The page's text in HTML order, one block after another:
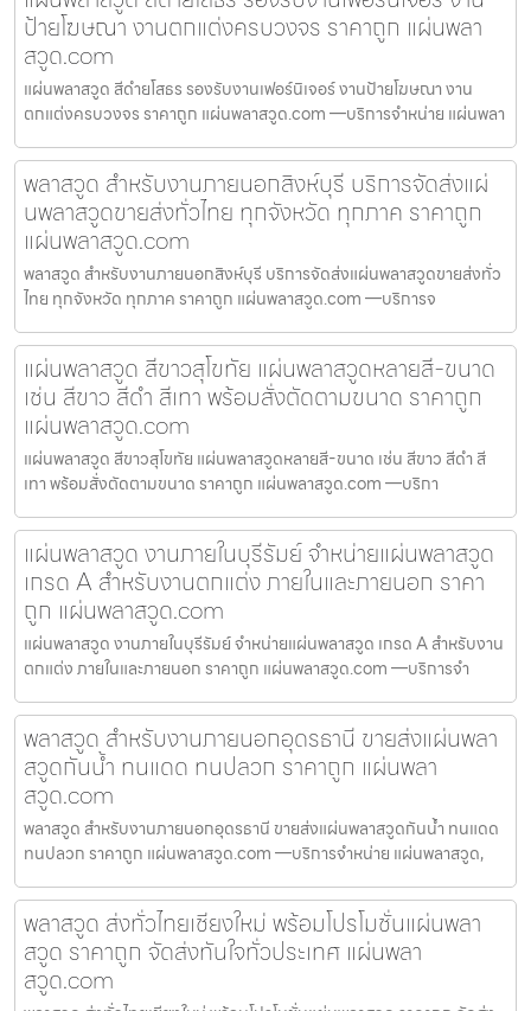
ป้ายโฆษณา งานตกแต่งครบวงจร ราคาถูก แผ่นพลา
สวูด.com
แผ่นพลาสวูด สีดำยโสธร รองรับงานเฟอร์นิเจอร์ งานป้ายโฆษณา งาน
ตกแต่งครบวงจร ราคาถูก แผ่นพลาสวูด.com —บริการจำหน่าย แผ่นพลา
พลาสวูด สำหรับงานภายนอกสิงห์บุรี บริการจัดส่งแผ่
นพลาสวูดขายส่งทั่วไทย ทุกจังหวัด ทุกภาค ราคาถูก
แผ่นพลาสวูด.com
พลาสวูด สำหรับงานภายนอกสิงห์บุรี บริการจัดส่งแผ่นพลาสวูดขายส่งทั่ว
ไทย ทุกจังหวัด ทุกภาค ราคาถูก แผ่นพลาสวูด.com —บริการจ
แผ่นพลาสวูด สีขาวสุโขทัย แผ่นพลาสวูดหลายสี-ขนาด
เช่น สีขาว สีดำ สีเทา พร้อมสั่งตัดตามขนาด ราคาถูก
แผ่นพลาสวูด.com
แผ่นพลาสวูด สีขาวสุโขทัย แผ่นพลาสวูดหลายสี-ขนาด เช่น สีขาว สีดำ สี
เทา พร้อมสั่งตัดตามขนาด ราคาถูก แผ่นพลาสวูด.com —บริกา
แผ่นพลาสวูด งานภายในบุรีรัมย์ จำหน่ายแผ่นพลาสวูด
เกรด A สำหรับงานตกแต่ง ภายในและภายนอก ราคา
ถูก แผ่นพลาสวูด.com
แผ่นพลาสวูด งานภายในบุรีรัมย์ จำหน่ายแผ่นพลาสวูด เกรด A สำหรับงาน
ตกแต่ง ภายในและภายนอก ราคาถูก แผ่นพลาสวูด.com —บริการจำ
พลาสวูด สำหรับงานภายนอกอุดรธานี ขายส่งแผ่นพลา
สวูดกันน้ำ ทนแดด ทนปลวก ราคาถูก แผ่นพลา
สวูด.com
พลาสวูด สำหรับงานภายนอกอุดรธานี ขายส่งแผ่นพลาสวูดกันน้ำ ทนแดด
ทนปลวก ราคาถูก แผ่นพลาสวูด.com —บริการจำหน่าย แผ่นพลาสวูด,
พลาสวูด ส่งทั่วไทยเชียงใหม่ พร้อมโปรโมชั่นแผ่นพลา
สวูด ราคาถูก จัดส่งทันใจทั่วประเทศ แผ่นพลา
สวูด.com